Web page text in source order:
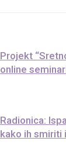
Projekt
online
Radionica:
kako ih smiriti